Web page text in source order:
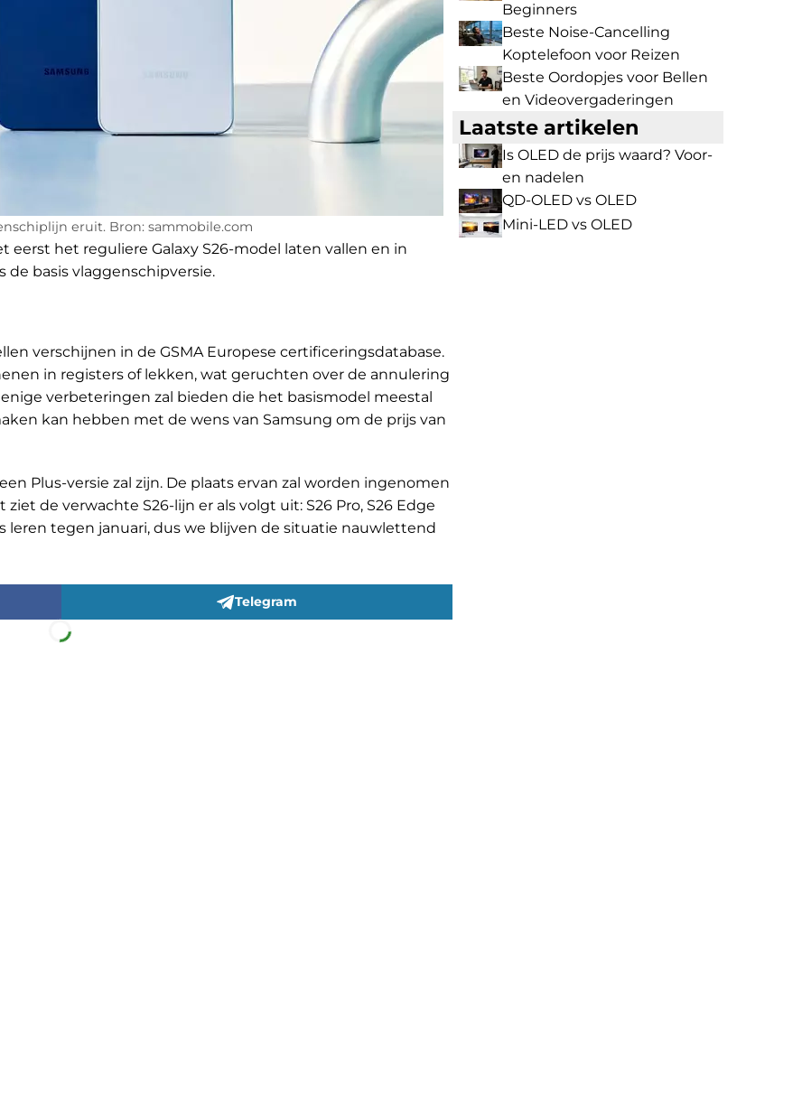
eruit. Bron: sammobile.com
eerst het reguliere Galaxy S26-model laten vallen en in
de basis vlaggenschipversie.
verschijnen in de GSMA Europese certificeringsdatabase.
in registers of lekken, wat geruchten over de annulering
verbeteringen zal bieden die het basismodel meestal
kan hebben met de wens van Samsung om de prijs van
Plus-versie zal zijn. De plaats ervan zal worden ingenomen
de verwachte S26-lijn er als volgt uit: S26 Pro, S26 Edge
leren tegen januari, dus we blijven de situatie nauwlettend
Telegram
Beginners
Beste Noise-Cancelling
Koptelefoon voor Reizen
Beste Oordopjes voor Bellen
en Videovergaderingen
Laatste artikelen
Is OLED de prijs waard? Voor-
en nadelen
QD-OLED vs OLED
Mini-LED vs OLED